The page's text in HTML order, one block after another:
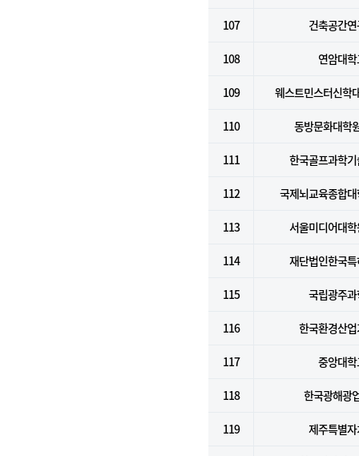
107 건축공간
108 연암대
109 웨스트민스터신학
110 동방문화대학
111 한국골프과학
112 국제뇌교육종합
113 서울미디어대
114 재단법인한국
115 국립광주
116 한국환경산
117 중앙대
118 한국광해광
119 제주특별